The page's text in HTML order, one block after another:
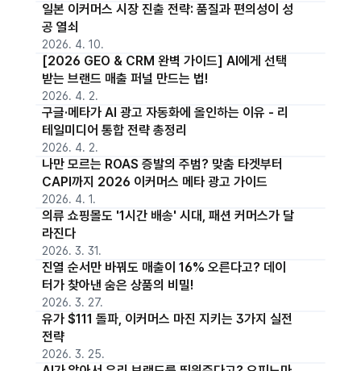
일본 이커머스 시장 진출 전략: 품질과 편의성이 성
공 열쇠
2026. 4. 10.
[2026 GEO & CRM 완벽 가이드] AI에게 선택
받는 브랜드 매출 퍼널 만드는 법!
2026. 4. 2.
구글·메타가 AI 광고 자동화에 올인하는 이유 - 리
테일미디어 통합 전략 총정리
2026. 4. 2.
나만 모르는 ROAS 증발의 주범? 맞춤 타겟부터
CAPI까지 2026 이커머스 메타 광고 가이드
2026. 4. 1.
의류 쇼핑몰도 '1시간 배송' 시대, 패션 커머스가 달
라진다
2026. 3. 31.
진열 순서만 바꿔도 매출이 16% 오른다고? 데이
터가 찾아낸 숨은 상품의 비밀!
2026. 3. 27.
유가 $111 돌파, 이커머스 마진 지키는 3가지 실전
전략
2026. 3. 25.